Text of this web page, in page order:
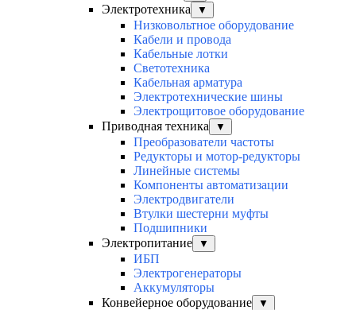
Электротехника ▼
Низковольтное оборудование
Кабели и провода
Кабельные лотки
Светотехника
Кабельная арматура
Электротехнические шины
Электрощитовое оборудование
Приводная техника
▼
Преобразователи частоты
Редукторы и мотор-редукторы
Линейные системы
Компоненты автоматизации
Электродвигатели
Втулки шестерни муфты
Подшипники
Электропитание
▼
ИБП
Электрогенераторы
Аккумуляторы
Конвейерное оборудование
▼